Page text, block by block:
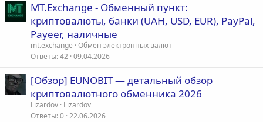
MT.Exchange - Обменный пункт:
криптовалюты, банки (UAH, USD, EUR), PayPal,
Payeer, наличные
mt.exchange Обмен электронных валют
Ответы 42 09.04.2026
[Обзор] EUNOBIT — детальный обзор
криптовалютного обменника 2026
Lizardov Lizardov
Ответы 0 22.06.2026